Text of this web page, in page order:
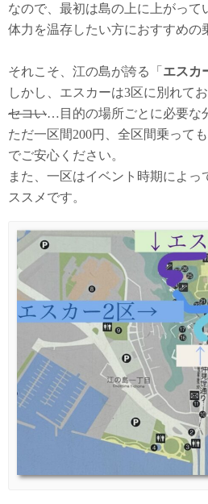
なので、最初は島の上に上がって
体力を温存したい方におすすめの
それこそ、江の島が誇る「 エスカ
しかし、エスカーは3区に別れて
セコい…目的の場所ごとに必要な
ただ一区間200円、全区間乗って
でご安心ください。
また、一区はイベント時期によっ
ススメです。